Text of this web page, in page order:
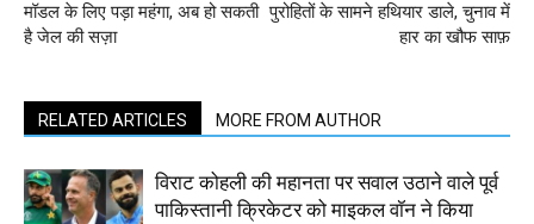
मॉडल के लिए पड़ा महंगा, अब हो सकती
है जेल की सज़ा
पुरोहितों के सामने हथियार डाले, चुनाव में
हार का खौफ साफ़
RELATED ARTICLES MORE FROM AUTHOR
विराट कोहली की महानता पर सवाल उठाने वाले पूर्व
पाकिस्तानी क्रिकेटर को माइकल वॉन ने किया